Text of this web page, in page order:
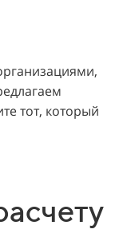
тот, который